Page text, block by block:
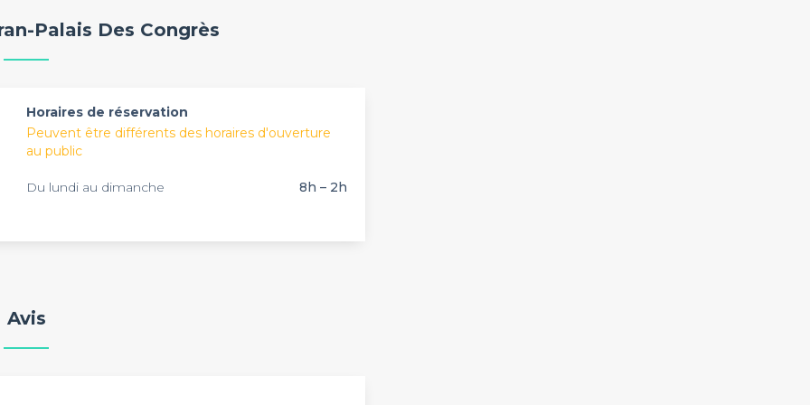
de salles à louer : lofts, péniches, rooftops ou
Palais Des Congrès
Horaires de réservation
Peuvent être différents des horaires d'ouverture
au public
Du lundi au dimanche 8h – 2h
Avis